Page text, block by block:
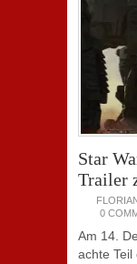
Star
Trailer
0
Am 14.
achte